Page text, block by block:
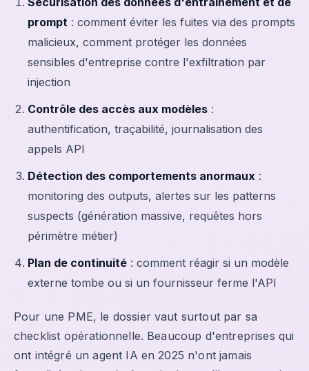
prompt : comment éviter les fuites via des prompts
malicieux, comment protéger les données
sensibles d'entreprise contre l'exfiltration par
injection
Contrôle des accès aux modèles :
authentification, traçabilité, journalisation des
appels API
Détection des comportements anormaux :
monitoring des outputs, alertes sur les patterns
suspects (génération massive, requêtes hors
périmètre métier)
Plan de continuité : comment réagir si un modèle
externe tombe ou si un fournisseur ferme l'API
Pour une PME, le dossier vaut surtout par sa
checklist opérationnelle. Beaucoup d'entreprises qui
ont intégré un agent IA en 2025 n'ont jamais